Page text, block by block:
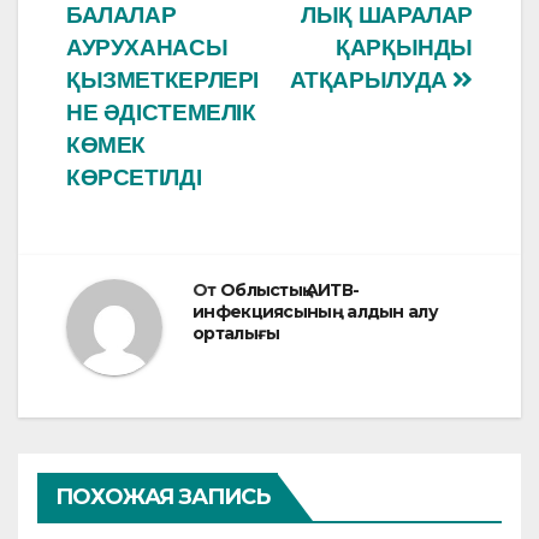
o
o
k
p
записям
ЛЫҚ ШАРАЛАР
ҚАРҚЫНДЫ
АТҚАРЫЛУДА
БАЛАЛАР
АУРУХАНАСЫ
ҚЫЗМЕТКЕРЛЕРІ
НЕ ӘДІСТЕМЕЛІК
КӨМЕК
КӨРСЕТІЛДІ
От Облыстық АИТВ-
инфекциясының алдын алу
орталығы
ПОХОЖАЯ ЗАПИСЬ